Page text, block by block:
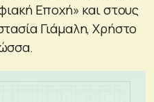
Εποχή» και στους
Γιάμαλη, Χρήστο